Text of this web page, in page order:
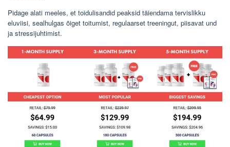
Pidage alati meeles, et toidulisandid peaksid täiendama tervislikku
eluviisi, sealhulgas õiget toitumist, regulaarset treeningut, piisavat und
ja stressijuhtimist.